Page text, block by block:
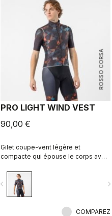
ROSSO CORSA
PRO LIGHT WIND VEST
90,00 €
Gilet coupe-vent légère et
compacte qui épouse le corps avec
col haut.
navigate_before
COMPAREZ